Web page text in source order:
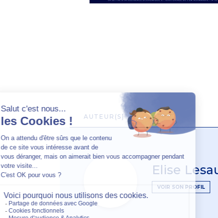
AUTEUR(S)
Elise
VOIR SON PROFIL